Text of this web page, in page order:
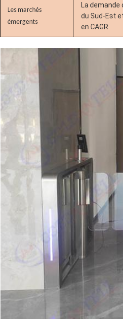
Les marchés
émergents
La
du Sud-Est
en CAGR